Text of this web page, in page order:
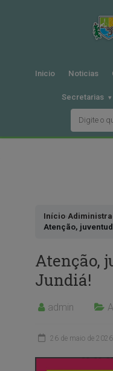
Inicio Noticias
Secretarias
Início›
Atenção,
Atenção,
Jundiá!
admin
26 de maio de 2026